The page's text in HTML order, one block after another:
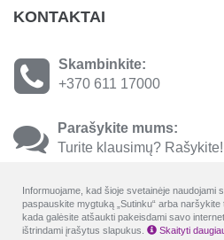
KONTAKTAI
Skambinkite:
+370 611 17000
Parašykite mums:
Turite klausimų? Rašykite!
Informuojame, kad šioje svetainėje naudojami
paspauskite mygtuką „Sutinku“ arba
kada galėsite atšaukti pakeisdami savo
ištrindami įrašytus slapukus.
Skaityti